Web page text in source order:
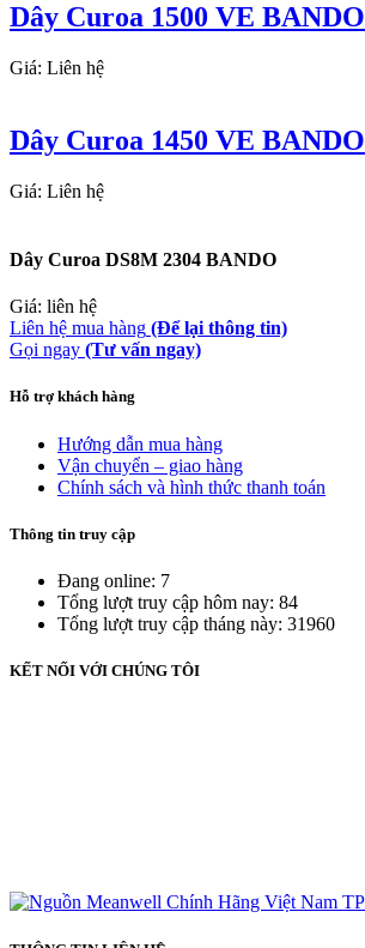
Dây Curoa 1500 VE BANDO
Giá: Liên hệ
Dây Curoa 1450 VE BANDO
Giá: Liên hệ
Dây Curoa DS8M 2304 BANDO
Giá: liên hệ
Liên hệ mua hàng (Để lại thông tin)
Gọi ngay (Tư vấn ngay)
Hỗ trợ khách hàng
Hướng dẫn mua hàng
Vận chuyển – giao hàng
Chính sách và hình thức thanh toán
Thông tin truy cập
Đang online: 7
Tổng lượt truy cập hôm nay: 84
Tổng lượt truy cập tháng này: 31960
KẾT NỐI VỚI CHÚNG TÔI